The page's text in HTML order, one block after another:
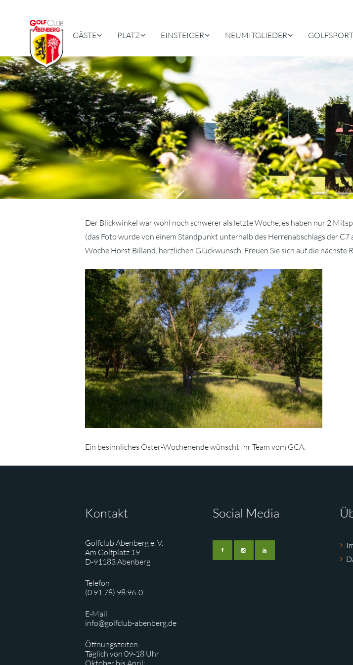
GÄSTE PLATZ EINSTEIGER NEUMITGLIEDER GOLFSPORT
Der Blickwinkel war wohl noch schwerer als letzte Woche, es haben nur 2
(das Foto wurde von einem Standpunkt unterhalb des Herrenabschlags der
Woche Horst Billand, herzlichen Glückwunsch. Freuen Sie sich auf die nächste
Ein besinnliches Oster-Wochenende wünscht Ihr Team vom GCA.
Kontakt
Golfclub Abenberg e. V.
Am Golfplatz 19
D-91183 Abenberg
Telefon
(0 91 78) 98 96-0
E-Mail
info@golfclub-abenberg.de
Öffnungszeiten
Täglich von 09-18 Uhr
Oktober bis April:
Social Media